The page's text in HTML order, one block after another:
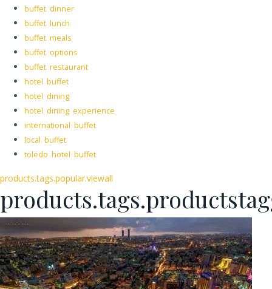
buffet dinner
buffet lunch
buffet meals
buffet options
buffet restaurant
hotel buffet
hotel dining
hotel dining experience
international buffet
local buffet
toledo hotel buffet
products.tags.popular.viewall